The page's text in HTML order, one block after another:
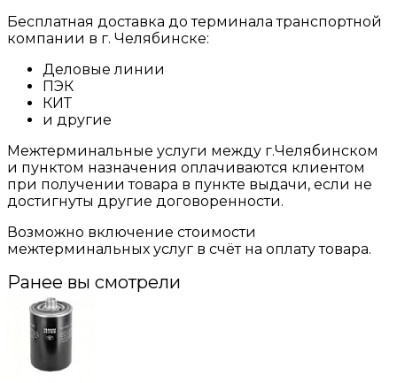
Бесплатная доставка до терминала транспортной
компании в г. Челябинске:
Деловые линии
ПЭК
КИТ
и другие
Межтерминальные услуги между г.Челябинском
и пунктом назначения оплачиваются клиентом
при получении товара в пункте выдачи, если не
достигнуты другие договоренности.
Возможно включение стоимости
межтерминальных услуг в счёт на оплату товара.
Ранее вы смотрели